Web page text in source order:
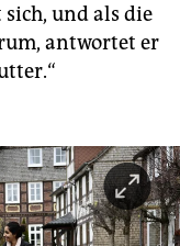
und als die
antwortet er